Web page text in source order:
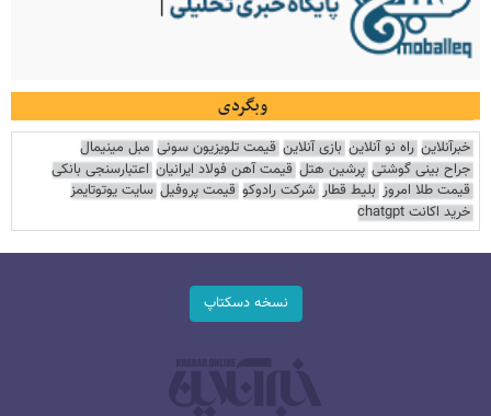
وبگردی
خبرآنلاین راه نو آنلاین بازی آنلاین قیمت تلویزیون سونی مبل مینیمال
جراح بینی گوشتی پرشین هتل قیمت آهن فولاد ایرانیان اعتبارسنجی بانکی
قیمت طلا امروز بلیط قطار شرکت رادوکو قیمت پروفیل سایت یوتوتایمز
خرید اکانت chatgpt
نسخه دسکتاپ